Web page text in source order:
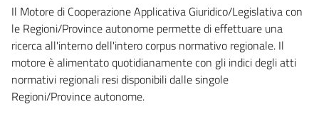
Il Motore di Cooperazione Applicativa Giuridico/Legislativa con
le Regioni/Province autonome permette di effettuare una
ricerca all'interno dell'intero corpus normativo regionale. Il
motore è alimentato quotidianamente con gli indici degli atti
normativi regionali resi disponibili dalle singole
Regioni/Province autonome.